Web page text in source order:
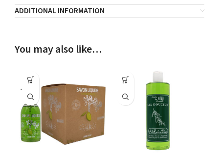
ADDITIONAL INFORMATION
You may also like…